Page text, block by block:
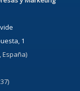
1
España)